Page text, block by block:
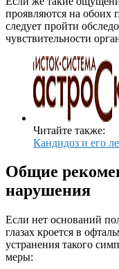
проявляются на обоих
следует пройти
чувствительности
Читайте также:
Кандидоз и его
Общие
нарушения
Если нет оснований
глазах кроется в
устранения такого
меры: